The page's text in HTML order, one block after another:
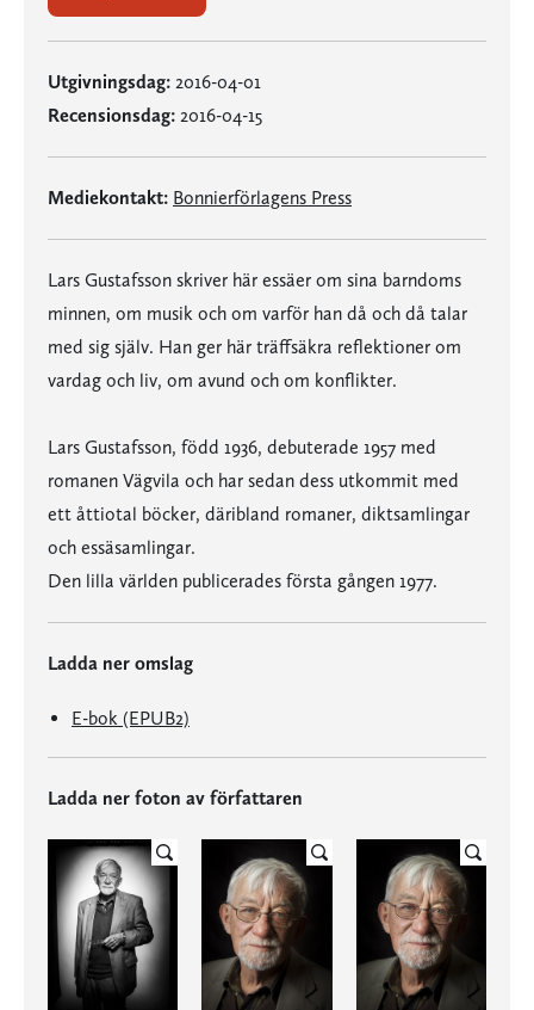
Utgivningsdag: 2016-04-01
Recensionsdag: 2016-04-15
Mediekontakt: Bonnierförlagens Press
Lars Gustafsson skriver här essäer om sina barndoms
minnen, om musik och om varför han då och då talar
med sig själv. Han ger här träffsäkra reflektioner om
vardag och liv, om avund och om konflikter.
Lars Gustafsson, född 1936, debuterade 1957 med
romanen Vägvila och har sedan dess utkommit med
ett åttiotal böcker, däribland romaner, diktsamlingar
och essäsamlingar.
Den lilla världen publicerades första gången 1977.
Ladda ner omslag
E-bok (EPUB2)
Ladda ner foton av författaren